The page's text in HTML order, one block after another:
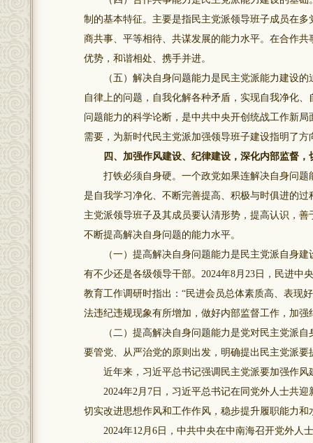
制的基本特征。主要是指民主党派领导班子成员在
商共事、平等相待、共谋发展的能力水平。在合作
优势，和谐相处、携手并进。
（五）解决自身问题能力是民主党派能力建设的
自律上的问题，自我化解各种矛盾，实现自我净化
问题能力的科学论断，是中共中央开创统战工作新
需要，为新时代民主党派加强领导班子建设指明了方
四、加强作风建设、纪律建设，深化内部监督，
打铁必须自身硬。一个政党如果连解决自身问题
是自我学习净化、不断完善提高、积极与时俱进的
主党派领导班子及其成员要认清形势，提高认识，
不断提高解决自身问题的能力水平。
（一）提高解决自身问题能力是民主党派自身建
有不少还是各级领导干部。2024年8月23日，民进
教育工作调研时指出：“民进会员总体素质高、表现
法违纪违规现象有所增加，做好内部监督工作，加
（二）提高解决自身问题能力是党对民主党派自
要管党、从严治党的原则出发，明确提出民主党派
近年来，习近平总书记强调民主党派要加强作风
2024年2月7日，习近平总书记在同党外人士共迎
切实改进思想作风和工作作风，稳步提升履职能力和
2024年12月6日，中共中央在中南海召开党外人